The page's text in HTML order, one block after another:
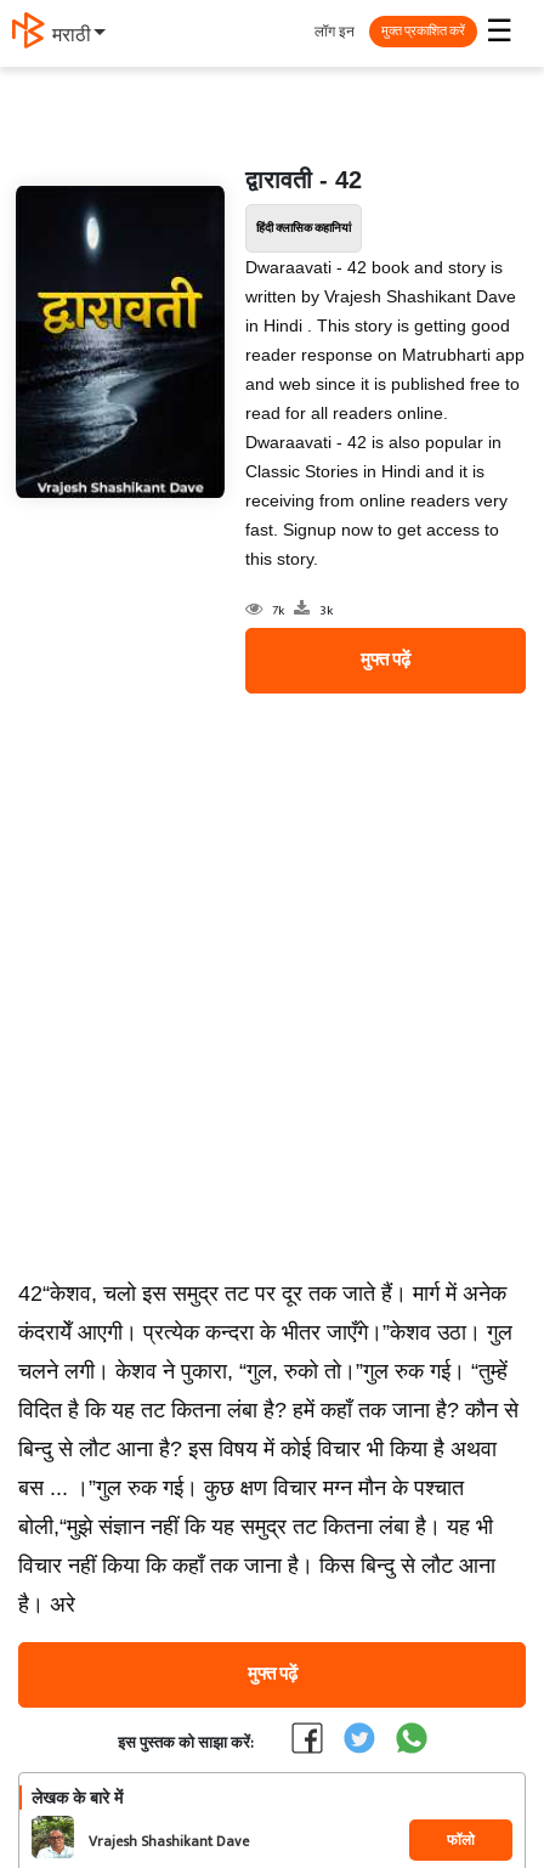
मराठी ☰
लॉग इन मुक्त प्रकाशित करें
द्वारावती - 42
हिंदी क्लासिक कहानियां
Dwaraavati - 42 book and story is
written by Vrajesh Shashikant Dave
in Hindi . This story is getting good
reader response on Matrubharti app
and web since it is published free to
read for all readers online.
Dwaraavati - 42 is also popular in
Classic Stories in Hindi and it is
receiving from online readers very
fast. Signup now to get access to
this story.
7k 3k
मुफ्त पढ़ें
42“केशव, चलो इस समुद्र तट पर दूर तक जाते हैं। मार्ग में अनेक
कंदरायेँ आएगी। प्रत्येक कन्दरा के भीतर जाएँगे।”केशव उठा। गुल
चलने लगी। केशव ने पुकारा, “गुल, रुको तो।”गुल रुक गई। “तुम्हें
विदित है कि यह तट कितना लंबा है? हमें कहाँ तक जाना है? कौन से
बिन्दु से लौट आना है? इस विषय में कोई विचार भी किया है अथवा
बस ... ।”गुल रुक गई। कुछ क्षण विचार मग्न मौन के पश्चात
बोली,“मुझे संज्ञान नहीं कि यह समुद्र तट कितना लंबा है। यह भी
विचार नहीं किया कि कहाँ तक जाना है। किस बिन्दु से लौट आना
है। अरे
मुफ्त पढ़ें
इस पुस्तक को साझा करें:
लेखक के बारे में
Vrajesh Shashikant Dave फॉलो